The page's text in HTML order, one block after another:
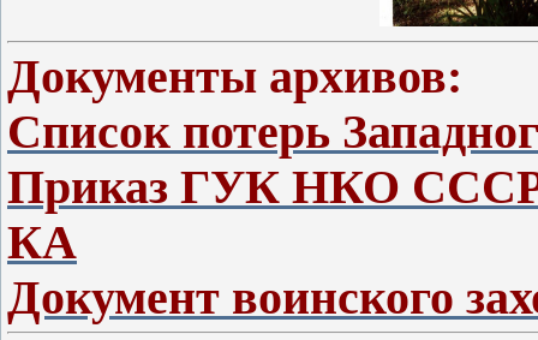
Документы архивов:
Список потерь
Приказ ГУК НКО СССР
КА
Документ воинского